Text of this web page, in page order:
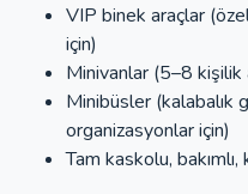
VIP binek araçlar
için)
Minivanlar (5–8 kişilik
Minibüsler (kalabalık
organizasyonlar için)
Tam kaskolu,